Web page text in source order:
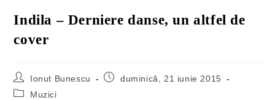
Indila – Derniere danse, un altfel de
cover
Ionut Bunescu
duminică, 21 iunie 2015
Muzici